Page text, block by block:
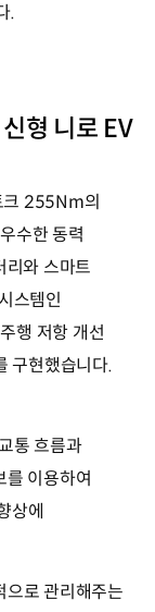
.
형 니로 EV
크 255Nm의
수한 동력
와 스마트
스템인
행 저항 개선
구현했습니다.
통 흐름과
를 이용하여
상에
으로 관리해주는